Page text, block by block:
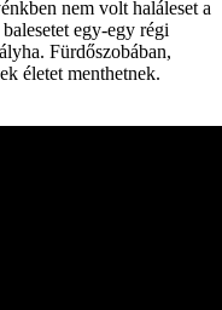
nem volt haláleset a
egy-egy régi
Fürdőszobában,
életet menthetnek.